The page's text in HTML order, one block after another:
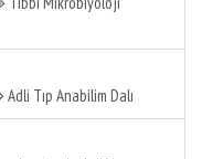
Adli Tıp Anabilim Dalı